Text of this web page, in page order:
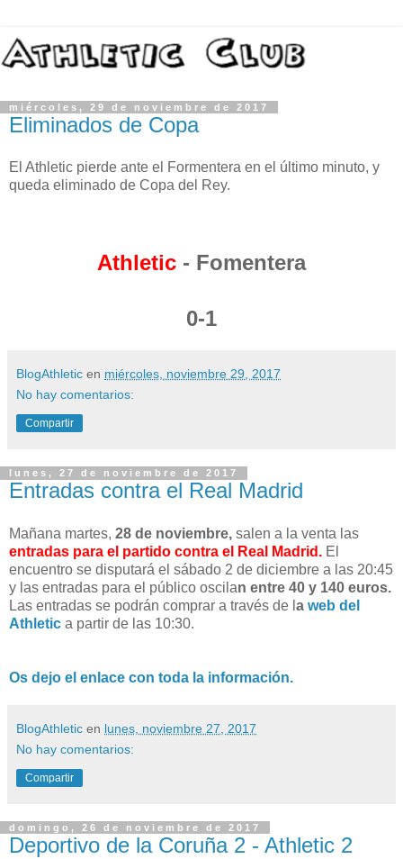
miércoles, 29 de noviembre de 2017
Eliminados de Copa
El Athletic pierde ante el Formentera en el último minuto, y
queda eliminado de Copa del Rey.
Athletic - Fomentera
0-1
BlogAthletic en miércoles, noviembre 29, 2017
No hay comentarios:
Compartir
lunes, 27 de noviembre de 2017
Entradas contra el Real Madrid
Mañana martes, 28 de noviembre, salen a la venta las
entradas para el partido contra el Real Madrid. El
encuentro se disputará el sábado 2 de diciembre a las 20:45
y las entradas para el público oscilan entre 40 y 140 euros.
Las entradas se podrán comprar a través de l a web del
Athletic a partir de las 10:30.
Os dejo el enlace con toda la información.
BlogAthletic en lunes, noviembre 27, 2017
No hay comentarios:
Compartir
domingo, 26 de noviembre de 2017
Deportivo de la Coruña 2 - Athletic 2